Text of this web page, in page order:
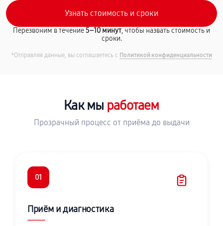
Перезвоним в течение5–10 минут, чтобы назвать стоимость и
сроки.
*Отправляя данные, вы соглашаетесь с Политикой конфиденциальности
Как мы работаем
Прозрачный процесс от приёма до выдачи
01
Приём и диагностика